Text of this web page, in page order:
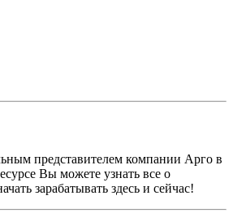
представителем компании Арго в
Вы можете узнать все о
зарабатывать здесь и сейчас!